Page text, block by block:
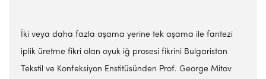
İki veya daha fazla aşama yerine tek aşama ile fantezi
iplik üretme fikri olan oyuk iğ prosesi fikrini Bulgaristan
Tekstil ve Konfeksiyon Enstitüsünden Prof. George Mitov